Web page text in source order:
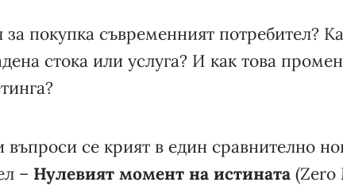
покупка съвременният потребител?
стока или услуга? И как това
въпроси се крият в един сравнително
– Нулевият момент на истината (Zero